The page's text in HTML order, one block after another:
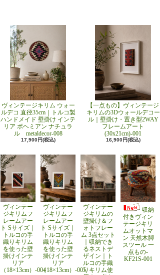
ヴィンテージキリム ウォー
ルデコ 直径35cm｜トルコ製
ハンドメイド 壁掛け インテ
リア ボヘミアン ナチュラ
ル metaldecor-008
17,900円(税込)
【一点もの】ヴィンテージ
キリムの3Dウォールデコー
ル｜壁掛け・置き型2WAY
フレームアート
(30x21cm)-001
16,900円(税込)
ヴィンテー
ジキリムフ
レームアー
ト Sサイズ｜
トルコの手
織りキリム
を使った壁
掛けインテ
リア
（18×13cm）-004
ヴィンテー
ジキリムフ
レームアー
ト Sサイズ｜
トルコの手
織りキリム
を使った壁
掛けインテ
リア
（18×13cm）-005
ヴィンテー
ジキリムの
壁掛け＆フ
ォトフレー
ム 3点セット
｜収納でき
るネストデ
ザイン｜ト
ルコの手織
りキリム使
収納
付きヴィン
テージキリ
ムオットマ
ン 天然木脚
スツール 一
点もの-
KF21S-001